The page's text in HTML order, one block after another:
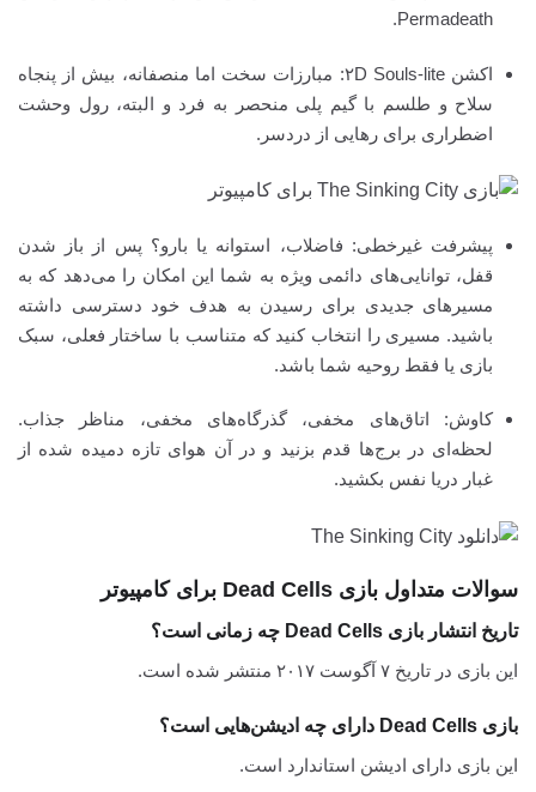
Permadeath.
اکشن ۲D Souls-lite: مبارزات سخت اما منصفانه، بیش از پنجاه
سلاح و طلسم با گیم پلی منحصر به فرد و البته، رول وحشت
اضطراری برای رهایی از دردسر.
پیشرفت غیرخطی: فاضلاب، استوانه یا بارو؟ پس از باز شدن
قفل، توانایی‌های دائمی ویژه به شما این امکان را می‌دهد که به
مسیرهای جدیدی برای رسیدن به هدف خود دسترسی داشته
باشید. مسیری را انتخاب کنید که متناسب با ساختار فعلی، سبک
بازی یا فقط روحیه شما باشد.
کاوش: اتاق‌های مخفی، گذرگاه‌های مخفی، مناظر جذاب.
لحظه‌ای در برج‌ها قدم بزنید و در آن هوای تازه دمیده شده از
غبار دریا نفس بکشید.
سوالات متداول بازی Dead Cells برای کامپیوتر
تاریخ انتشار بازی Dead Cells چه زمانی است؟
این بازی در تاریخ ۷ آگوست ۲۰۱۷ منتشر شده است.
بازی Dead Cells دارای چه ادیشن‌هایی است؟
این بازی دارای ادیشن استاندارد است.